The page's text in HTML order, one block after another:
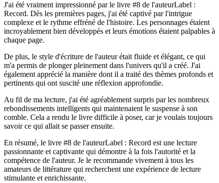
J'ai été vraiment impressionné par le livre #8 de l'auteurLabel :
Record. Dès les premières pages, j'ai été captivé par l'intrigue
complexe et le rythme effréné de l'histoire. Les personnages étaient
incroyablement bien développés et leurs émotions étaient palpables à
chaque page.
De plus, le style d'écriture de l'auteur était fluide et élégant, ce qui
m'a permis de plonger pleinement dans l'univers qu'il a créé. J'ai
également apprécié la manière dont il a traité des thèmes profonds et
pertinents qui ont suscité une réflexion approfondie.
Au fil de ma lecture, j'ai été agréablement surpris par les nombreux
rebondissements intelligents qui maintenaient le suspense à son
comble. Cela a rendu le livre difficile à poser, car je voulais toujours
savoir ce qui allait se passer ensuite.
En résumé, le livre #8 de l'auteurLabel : Record est une lecture
passionnante et captivante qui démontre à la fois l'autorité et la
compétence de l'auteur. Je le recommande vivement à tous les
amateurs de littérature qui recherchent une expérience de lecture
stimulante et enrichissante.